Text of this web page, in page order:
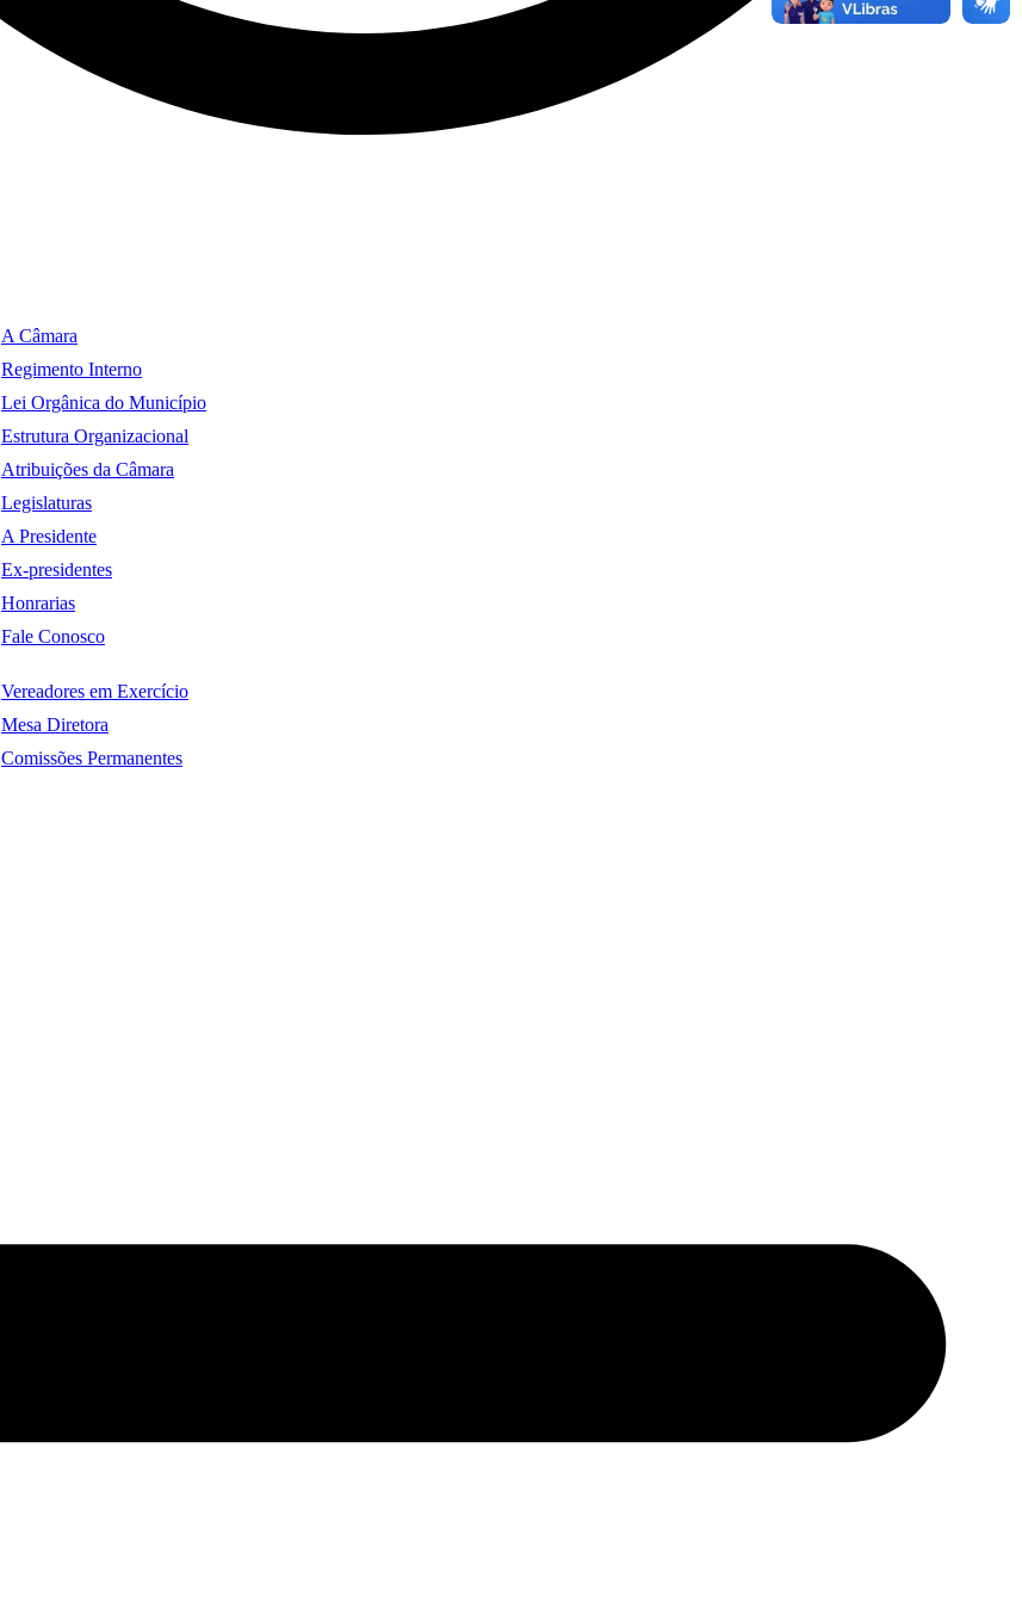
A Câmara
Regimento Interno
Lei Orgânica do Município
Estrutura Organizacional
Atribuições da Câmara
Legislaturas
A Presidente
Ex-presidentes
Honrarias
Fale Conosco
Vereadores em Exercício
Mesa Diretora
Comissões Permanentes